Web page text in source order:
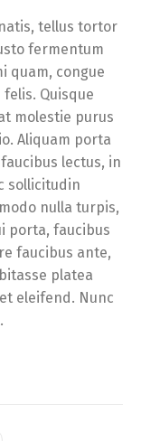
tellus tortor
fermentum
quam, congue
Quisque
molestie purus
Aliquam porta
lectus, in
sollicitudin
nulla turpis,
porta, faucibus
faucibus ante,
platea
eleifend. Nunc